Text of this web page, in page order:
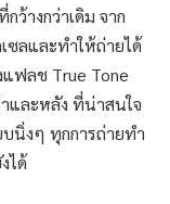
ว้างกว่าเดิม จาก
ซลและทำให้ถ่ายได้
ฟลช True Tone
และหลัง ที่น่าสนใจ
นิ่งๆ ทุกการถ่ายทำ
ได้